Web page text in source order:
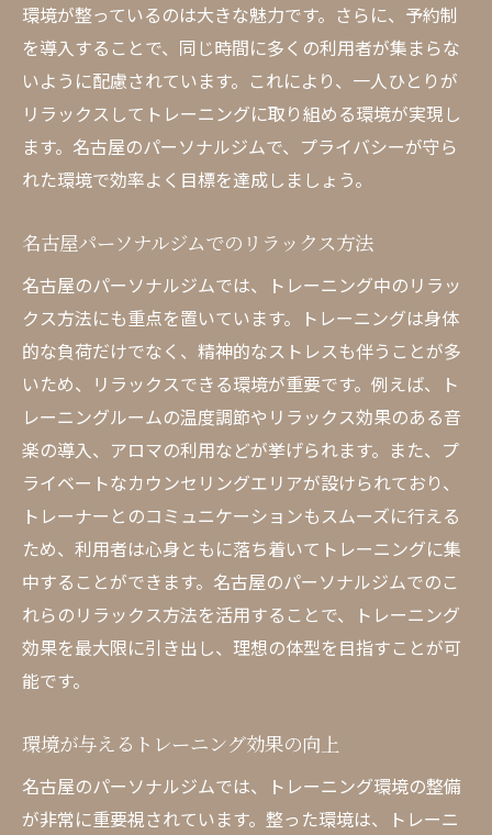
環境が整っているのは大きな魅力です。さらに、予約制
を導入することで、同じ時間に多くの利用者が集まらな
いように配慮されています。これにより、一人ひとりが
リラックスしてトレーニングに取り組める環境が実現し
ます。名古屋のパーソナルジムで、プライバシーが守ら
れた環境で効率よく目標を達成しましょう。
名古屋パーソナルジムでのリラックス方法
名古屋のパーソナルジムでは、トレーニング中のリラッ
クス方法にも重点を置いています。トレーニングは身体
的な負荷だけでなく、精神的なストレスも伴うことが多
いため、リラックスできる環境が重要です。例えば、ト
レーニングルームの温度調節やリラックス効果のある音
楽の導入、アロマの利用などが挙げられます。また、プ
ライベートなカウンセリングエリアが設けられており、
トレーナーとのコミュニケーションもスムーズに行える
ため、利用者は心身ともに落ち着いてトレーニングに集
中することができます。名古屋のパーソナルジムでのこ
れらのリラックス方法を活用することで、トレーニング
効果を最大限に引き出し、理想の体型を目指すことが可
能です。
環境が与えるトレーニング効果の向上
名古屋のパーソナルジムでは、トレーニング環境の整備
が非常に重要視されています。整った環境は、トレーニ